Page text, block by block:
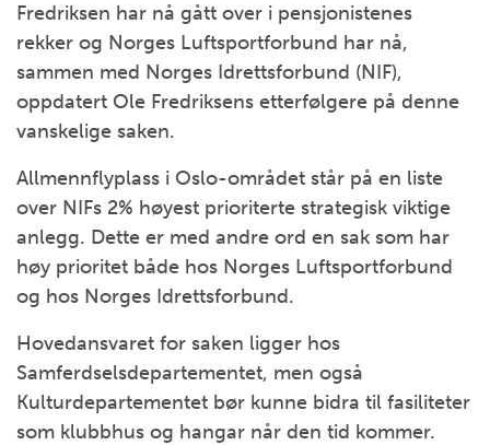
Fredriksen har nå gått over i pensjonistenes
rekker og Norges Luftsportforbund har nå,
sammen med Norges Idrettsforbund (NIF),
oppdatert Ole Fredriksens etterfølgere på denne
vanskelige saken.
Allmennflyplass i Oslo-området står på en liste
over NIFs 2% høyest prioriterte strategisk viktige
anlegg. Dette er med andre ord en sak som har
høy prioritet både hos Norges Luftsportforbund
og hos Norges Idrettsforbund.
Hovedansvaret for saken ligger hos
Samferdselsdepartementet, men også
Kulturdepartementet bør kunne bidra til fasiliteter
som klubbhus og hangar når den tid kommer.